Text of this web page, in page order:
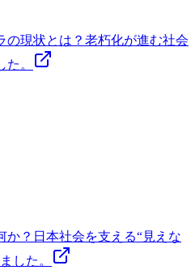
の現状とは？老朽化が進む社会
。
か？日本社会を支える“見えな
した。